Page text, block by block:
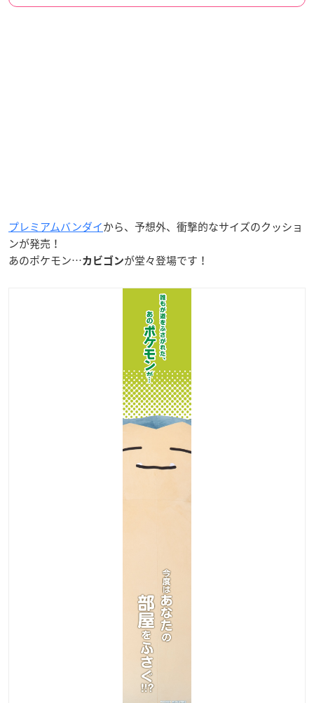
プレミアムバンダイから、予想外、衝撃的なサイズのクッショ
ンが発売！
あのポケモン…カビゴンが堂々登場です！